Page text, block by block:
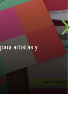
artistas y